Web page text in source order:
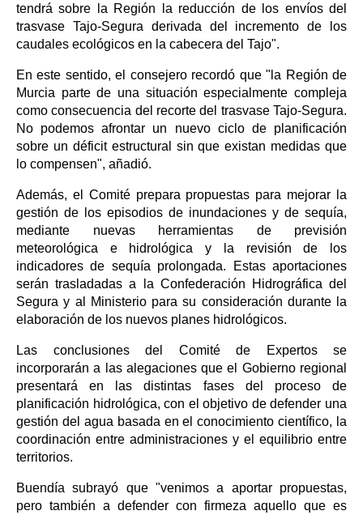
tendrá sobre la Región la reducción de los envíos del
trasvase Tajo-Segura derivada del incremento de los
caudales ecológicos en la cabecera del Tajo".
En este sentido, el consejero recordó que "la Región de
Murcia parte de una situación especialmente compleja
como consecuencia del recorte del trasvase Tajo-Segura.
No podemos afrontar un nuevo ciclo de planificación
sobre un déficit estructural sin que existan medidas que
lo compensen", añadió.
Además, el Comité prepara propuestas para mejorar la
gestión de los episodios de inundaciones y de sequía,
mediante nuevas herramientas de previsión
meteorológica e hidrológica y la revisión de los
indicadores de sequía prolongada. Estas aportaciones
serán trasladadas a la Confederación Hidrográfica del
Segura y al Ministerio para su consideración durante la
elaboración de los nuevos planes hidrológicos.
Las conclusiones del Comité de Expertos se
incorporarán a las alegaciones que el Gobierno regional
presentará en las distintas fases del proceso de
planificación hidrológica, con el objetivo de defender una
gestión del agua basada en el conocimiento científico, la
coordinación entre administraciones y el equilibrio entre
territorios.
Buendía subrayó que "venimos a aportar propuestas,
pero también a defender con firmeza aquello que es